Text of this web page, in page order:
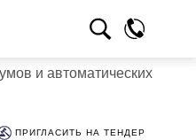
и автоматических
ПРИГЛАСИТЬ НА ТЕНДЕР